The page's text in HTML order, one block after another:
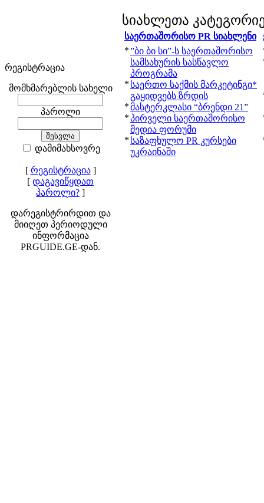
რეგისტრაცია
მომხმარებლის სახელი
პაროლი
დამიმახსოვრე
[ რეგისტრაცია]
[ დაგავიწყდათ
პაროლი? ]
დარეგისტრირდით და
მიიღეთ პერიოდული
ინფორმაცია
PRGUIDE.GE-დან.
სიახლეთა
საერთაშორისო PR სიახლენი
*”ბი ბი სი”-ს საერთაშორისო
სამსახურის სასწავლო
პროგრამა
* საერთო საქმის მარკეტინგი*
გაყიდვებს ზრდის
*მასტერკლასი “ბრენდი 21”
*პირველი საერთაშორისო
მედია ფორუმი
* საზაფხულო PR კურსები
უკრაინაში